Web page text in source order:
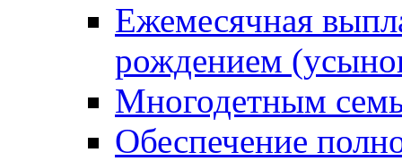
Ежемесячная
рождением
Многодетным
Обеспечение